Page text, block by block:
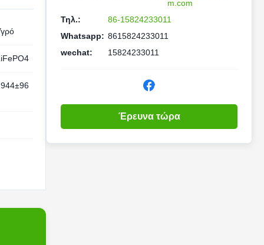
m.com
Τηλ.:
86-15824233011
Whatsapp: 8615824233011
wechat:
15824233011
Έρευνα τώρα